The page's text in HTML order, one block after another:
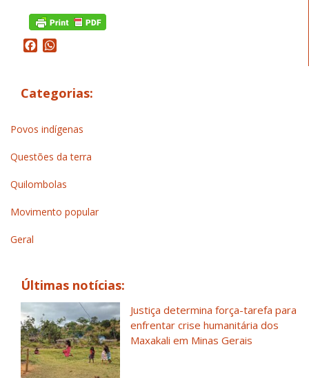
Facebook
Categorias:
Povos indígenas
Questões da terra
Quilombolas
Movimento popular
Geral
Últimas notícias:
Justiça determina força-tarefa para
enfrentar crise humanitária dos
Maxakali em Minas Gerais